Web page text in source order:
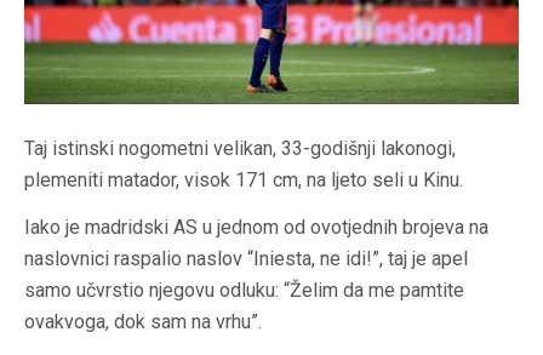
Taj istinski nogometni velikan, 33-godišnji lakonogi,
plemeniti matador, visok 171 cm, na ljeto seli u Kinu.
Iako je madridski AS u jednom od ovotjednih brojeva na
naslovnici raspalio naslov “Iniesta, ne idi!”, taj je apel
samo učvrstio njegovu odluku: “Želim da me pamtite
ovakvoga, dok sam na vrhu”.